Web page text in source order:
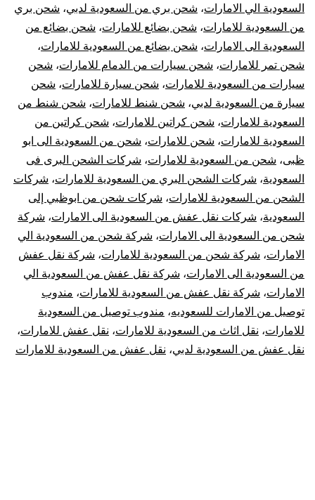
|
أفضل
شركات
نقل
العفش
من
السعودية
للامارات
السعودية الي الامارات، شحن بري من السعودية لدبي، شحن بري
من السعودية للامارات، شحن بضائع للامارات، شحن بضائع من
السعودية الى الامارات، شحن بضائع من السعودية للامارات،
شحن تمر للامارات، شحن سيارات من الدمام للامارات، شحن
سيارات من السعودية للامارات، شحن سيارة للامارات، شحن
سيارة من السعودية لدبي، شحن شنط للامارات، شحن شنط من
السعودية للامارات، شحن كراتين للامارات، شحن كراتين من
السعودية للامارات، شحن للامارات، شحن من السعودية الى ابو
ظبى، شحن من السعودية للامارات، شركات الشحن البرى فى
السعودية، شركات الشحن البري من السعودية للامارات، شركات
الشحن من السعودية للامارات، شركات شحن من ابوظبي إلى
السعودية، شركات نقل عفش من السعودية الى الامارات، شركة
شحن من السعودية الى الامارات، شركة شحن من السعودية الي
الامارات، شركة شحن من السعودية للامارات، شركة نقل عفش
من السعودية الى الامارات، شركة نقل عفش من السعودية الي
الامارات، شركة نقل عفش من السعودية للامارات، مندوب
توصيل من الامارات للسعوديه، مندوب توصيل من السعودية
للامارات، نقل اثاث من السعودية للامارات، نقل عفش للامارات،
نقل عفش من السعودية لدبي، نقل عفش من السعودية للامارات